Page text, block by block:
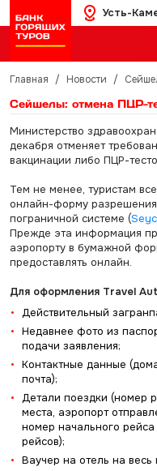
Усть-
Главная / Новости /
Сейшелы: отмена ПЦР-
Министерство
декабря отменяет
вакцинации либо ПЦР-
Тем не менее, туристам
онлайн-форму разрешения
пограничной системе (
Прежде эта информация
аэропорту в бумажной
предоставлять онлайн.
Для оформления Travel
Действительный
Недавнее фото из
подачи заявления;
Контактные данные
почта);
Детали поездки (номер
места, аэропорт
номер начального
рейсов);
Ваучер на отель на